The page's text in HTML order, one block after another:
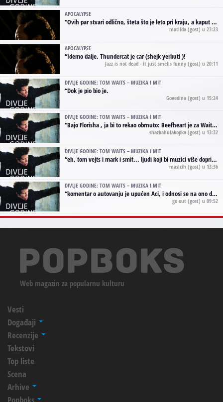
APOCALYPSE
“Ovih par stvari odlično, šteta što je leto pri kraju, a kaput koji te vervoatno podseća na pirotski ćilim je iz tradicije Navaho indijanaca ;)
matilda (gost) u 23:23
APOCALYPSE
“Idemo dalje. Thundercat je car (shejk yerbuti )!
Jazz is not dead - it just smells funny (gost) u 20:11
DIVLJE GODINE: TOM WAITS – MUZIKA I MIT
“Dok je pio bio je.
Govedina (gost) u 15:24
DIVLJE GODINE: TOM WAITS – MUZIKA I MIT
“Bajo Florisha , ja bi to rekao obrnuto: Beefheart je za Waitsa, isto sto i Hendrix za Lenny Kravitza
shazkahulakopka (gost) u 13:32
DIVLJE GODINE: TOM WAITS – MUZIKA I MIT
“eh, tom vejts i mark i smit... ljudi koji bi muzici više doprineli da su radili kao vozači tramvaja u gsp-u.
maslcih (gost) u 13:36
DIVLJE GODINE: TOM WAITS – MUZIKA I MIT
“komentar o autovanju je upućen Aci, i odnosi se na ono drugo autovanje...'senzualnost Waitsa' ;)
go out (gost) u 09:52
Web magazin za popularnu kulturu
Vesti
Događaji
Recenzije
Tekstovi
Top liste
Scena
Arhive